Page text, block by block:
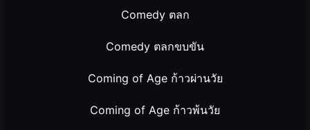
Comedy ตลก
Comedy ตลกขบขัน
Coming of Age ก้าวผ่านวัย
Coming of Age ก้าวพ้นวัย